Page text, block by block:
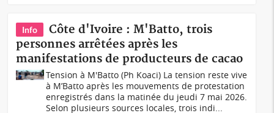
Info
Côte d'Ivoire : M'Batto, trois
personnes arrêtées après les
manifestations de producteurs de cacao
Tension à M'Batto (Ph Koaci) La tension reste vive
à M’Batto après les mouvements de protestation
enregistrés dans la matinée du jeudi 7 mai 2026.
Selon plusieurs sources locales, trois indi...